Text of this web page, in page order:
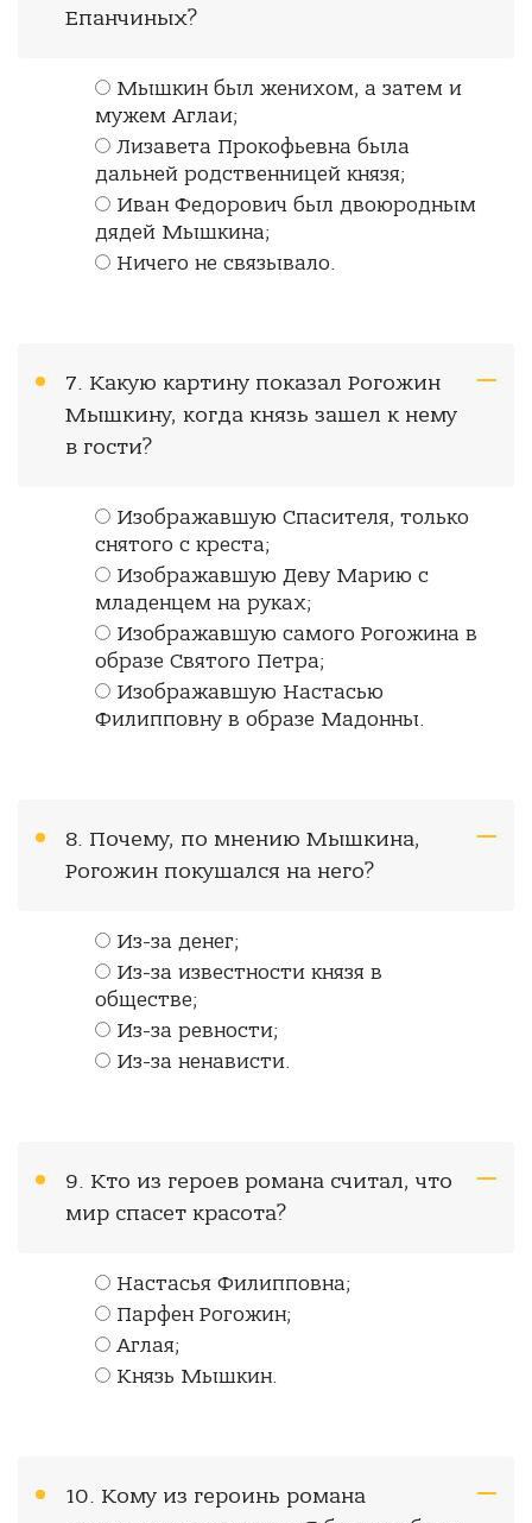
Епанчиных?
Мышкин был женихом, а затем и
мужем Аглаи;
Лизавета Прокофьевна была
дальней родственницей князя;
Иван Федорович был двоюродным
дядей Мышкина;
Ничего не связывало.
7. Какую картину показал Рогожин
Мышкину, когда князь зашел к нему
в гости?
Изображавшую Спасителя, только
снятого с креста;
Изображавшую Деву Марию с
младенцем на руках;
Изображавшую самого Рогожина в
образе Святого Петра;
Изображавшую Настасью
Филипповну в образе Мадонны.
8. Почему, по мнению Мышкина,
Рогожин покушался на него?
Из-за денег;
Из-за известности князя в
обществе;
Из-за ревности;
Из-за ненависти.
9. Кто из героев романа считал, что
мир спасет красота?
Настасья Филипповна;
Парфен Рогожин;
Аглая;
Князь Мышкин.
10. Кому из героинь романа